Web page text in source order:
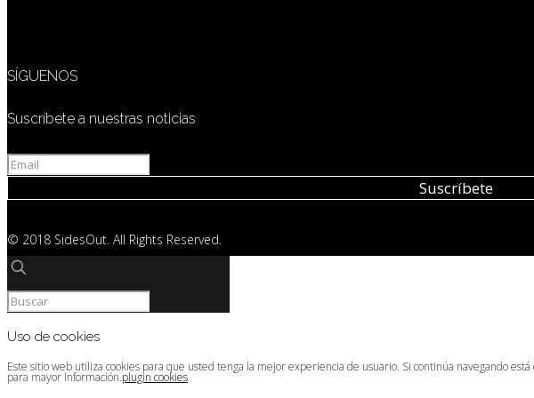
SÍGUENOS
Suscríbete a nuestras noticias
© 2018 SidesOut. All Rights Reserved.
Uso de cookies
Este sitio web utiliza cookies para que usted tenga la mejor experiencia de usuario. Si continúa navegando
para mayor información.plugin cookies